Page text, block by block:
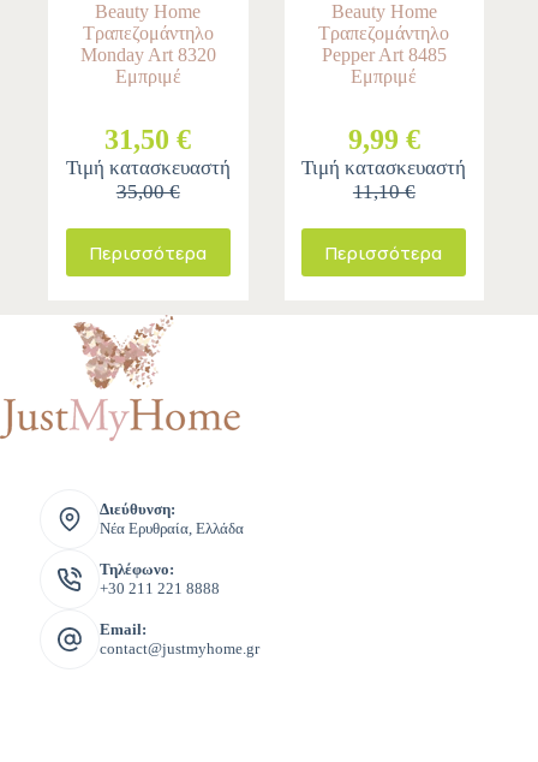
Beauty Home
Τραπεζομάντηλο
Monday Art 8320
Εμπριμέ
31,50 €
Τιμή κατασκευαστή
35,00 €
Περισσότερα
Beauty Home
Τραπεζομάντηλο
Pepper Art 8485
Εμπριμέ
9,99 €
Τιμή κατασκευαστή
11,10 €
Περισσότερα
Διεύθυνση:
Νέα Ερυθραία, Ελλάδα
Τηλέφωνο:
+30 211 221 8888
Email:
contact@justmyhome.gr